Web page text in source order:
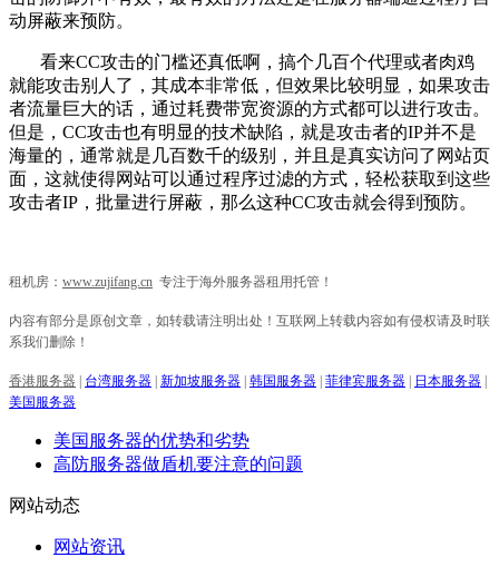
动屏蔽来预防。
看来CC攻击的门槛还真低啊，搞个几百个代理或者肉鸡
就能攻击别人了，其成本非常低，但效果比较明显，如果攻击
者流量巨大的话，通过耗费带宽资源的方式都可以进行攻击。
但是，CC攻击也有明显的技术缺陷，就是攻击者的IP并不是
海量的，通常就是几百数千的级别，并且是真实访问了网站页
面，这就使得网站可以通过程序过滤的方式，轻松获取到这些
攻击者IP，批量进行屏蔽，那么这种CC攻击就会得到预防。
租机房： www.zujifang.cn 专注于海外服务器租用托管！
内容有部分是原创文章，如转载请注明出处！互联网上转载内容如有侵权请及时联
系我们删除！
香港服务器 台湾服务器 新加坡服务器 韩国服务器 菲律宾服务器 日本服务器
美国服务器
美国服务器的优势和劣势
高防服务器做盾机要注意的问题
网站动态
网站资讯